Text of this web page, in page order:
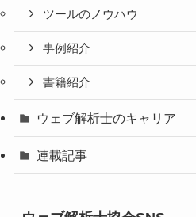
ツールのノウハウ
事例紹介
書籍紹介
ウェブ解析士のキャリア
連載記事